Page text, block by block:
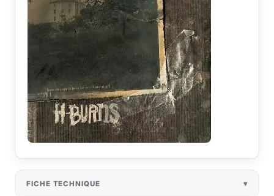
FICHE TECHNIQUE